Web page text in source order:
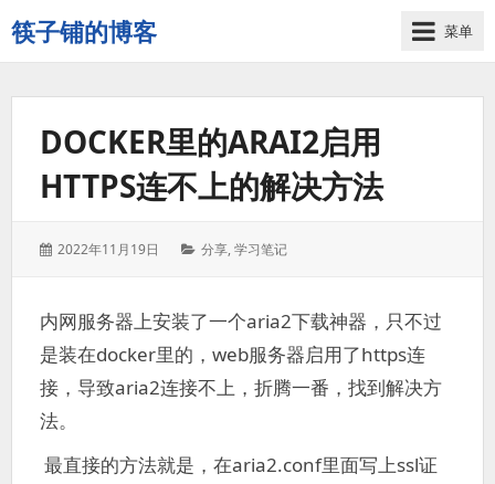
筷子铺的博客
记
录
菜单
DOCKER里的ARAI2启用
HTTPS连不上的解决方法
发
2022年11月19日
分
分享,学习笔记
内网服务器上安装了一个aria2下载神器，只不过
是装在docker里的，web服务器启用了https连
接，导致aria2连接不上，折腾一番，找到解决方
法。
最直接的方法就是，在aria2.conf里面写上ssl证